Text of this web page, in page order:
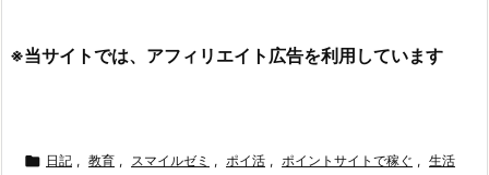
※当サイトでは、アフィリエイト広告を利用しています
 日記 , 教育 , スマイルゼミ , ポイ活 , ポイントサイトで稼ぐ , 生活